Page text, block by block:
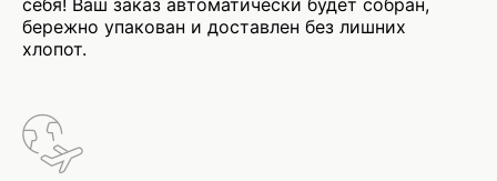
бережно упакован и доставлен без лишних
хлопот.